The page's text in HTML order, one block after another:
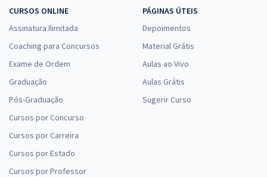
CURSOS ONLINE
Assinatura Ilimitada
Coaching para Concursos
Exame de Ordem
Graduação
Pós-Graduação
Cursos por Concurso
Cursos por Carreira
Cursos por Estado
Cursos por Professor
PÁGINAS ÚTEIS
Depoimentos
Material Grátis
Aulas ao Vivo
Aulas Grátis
Sugerir Curso